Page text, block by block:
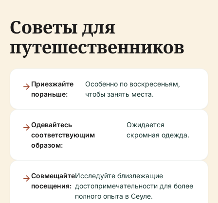
Советы для
путешественников
Приезжайте
пораньше:
Особенно по воскресеньям,
чтобы занять места.
Одевайтесь
соответствующим
образом:
Ожидается
скромная одежда.
Совмещайте
посещения:
Исследуйте близлежащие
достопримечательности для более
полного опыта в Сеуле.